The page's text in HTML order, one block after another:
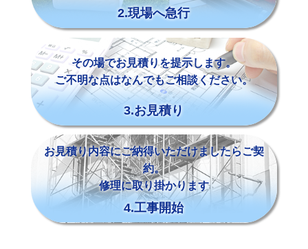
2.現場へ急行
その場でお見積りを提示します。
ご不明な点はなんでもご相談ください。
3.お見積り
お見積り内容にご納得いただけましたらご契
約。
修理に取り掛かります
4.工事開始